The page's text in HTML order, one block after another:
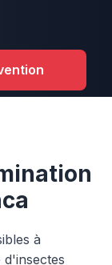
à
d'insectes